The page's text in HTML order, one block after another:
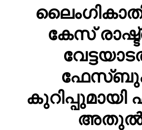
കേസ്
കുറിപ്പുമായി